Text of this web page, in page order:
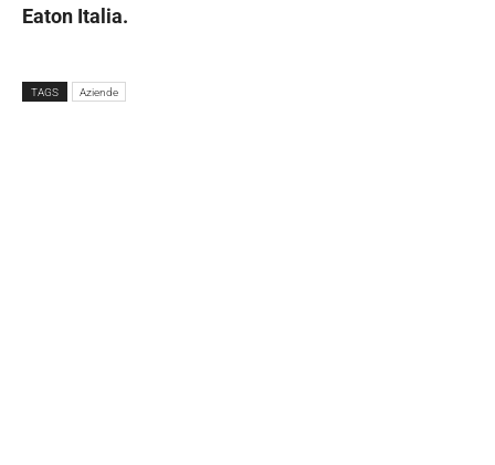
Eaton Italia.
TAGS Aziende